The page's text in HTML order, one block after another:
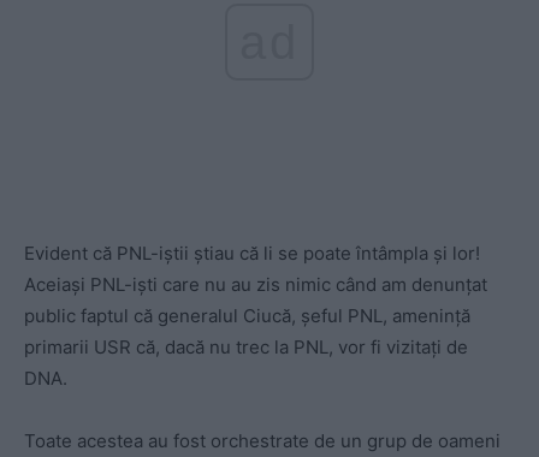
Evident că PNL-iștii știau că li se poate întâmpla și lor!
Aceiași PNL-iști care nu au zis nimic când am denunțat
public faptul că generalul Ciucă, șeful PNL, amenință
primarii USR că, dacă nu trec la PNL, vor fi vizitați de
DNA.
Toate acestea au fost orchestrate de un grup de oameni